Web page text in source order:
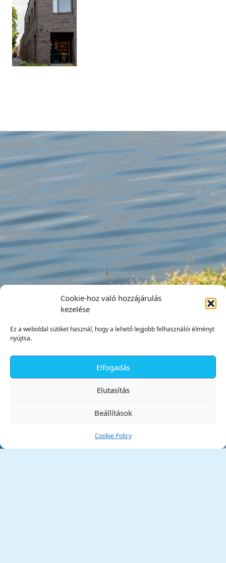
Cookie-hoz való hozzájárulás
kezelése
Ez a weboldal sütiket használ, hogy a lehető legjobb felhasználói élményt
nyújtsa.
Elfogadás
Elutasítás
Beállítások
Cookie Policy
Tata Város Önkormányzata
✕